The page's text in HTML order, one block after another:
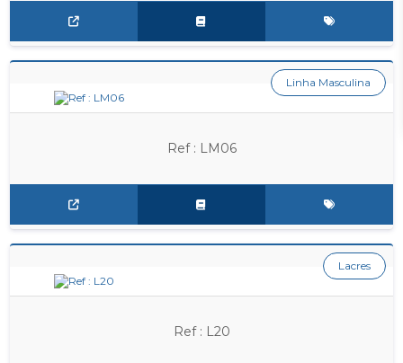
Ref : LM06
Linha Masculina
Ref : L20
Lacres